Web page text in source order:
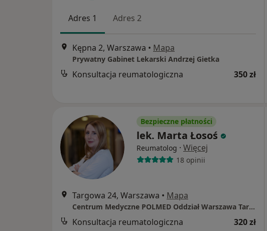
Adres 1 Adres 2
Kępna 2, Warszawa • Mapa
Prywatny Gabinet Lekarski Andrzej Gietka
Konsultacja reumatologiczna 350 zł
Bezpieczne płatności
lek. Marta Łosoś
Reumatolog · Więcej
18 opinii
Targowa 24, Warszawa • Mapa
Centrum Medyczne POLMED Oddział Warszawa Targowa
Konsultacja reumatologiczna 320 zł